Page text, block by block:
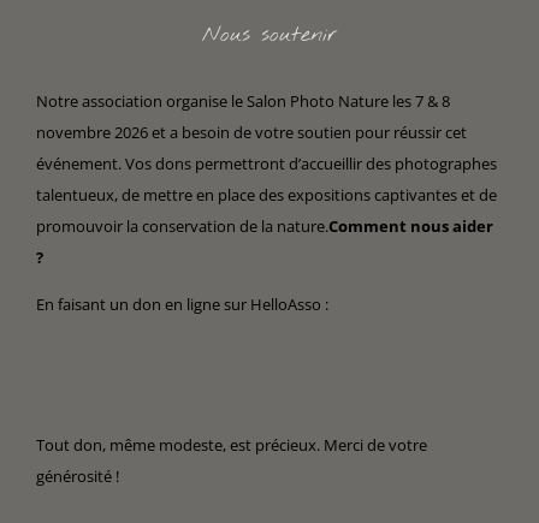
Nous soutenir
Notre association organise le Salon Photo Nature les 7 & 8
novembre 2026 et a besoin de votre soutien pour réussir cet
événement. Vos dons permettront d’accueillir des photographes
talentueux, de mettre en place des expositions captivantes et de
promouvoir la conservation de la nature.Comment nous aider
?
En faisant un don en ligne sur HelloAsso :
Tout don, même modeste, est précieux. Merci de votre
générosité !